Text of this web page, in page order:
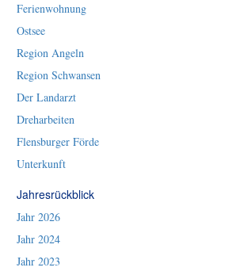
Ferienwohnung
Ostsee
Region Angeln
Region Schwansen
Der Landarzt
Dreharbeiten
Flensburger Förde
Unterkunft
Jahresrückblick
Jahr 2026
Jahr 2024
Jahr 2023